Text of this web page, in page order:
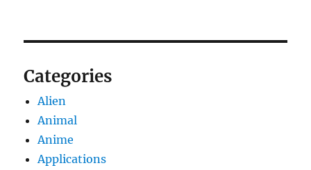
Categories
Alien
Animal
Anime
Applications